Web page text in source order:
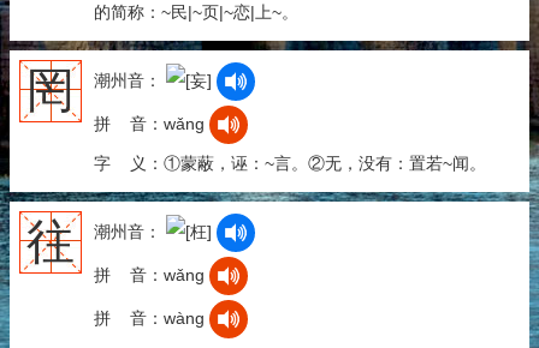
的简称：~民|~页|~恋|上~。
罔 潮州音：
拼 音：wǎng
字 义：①蒙蔽，诬：~言。②无，没有：置若~闻。
往 潮州音：
拼 音：wǎng
拼 音：wàng